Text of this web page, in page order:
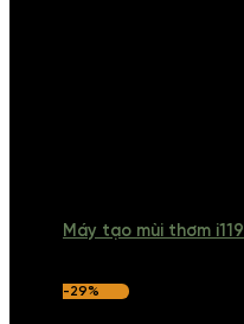
Máy tạo mùi thơm i119
-29%